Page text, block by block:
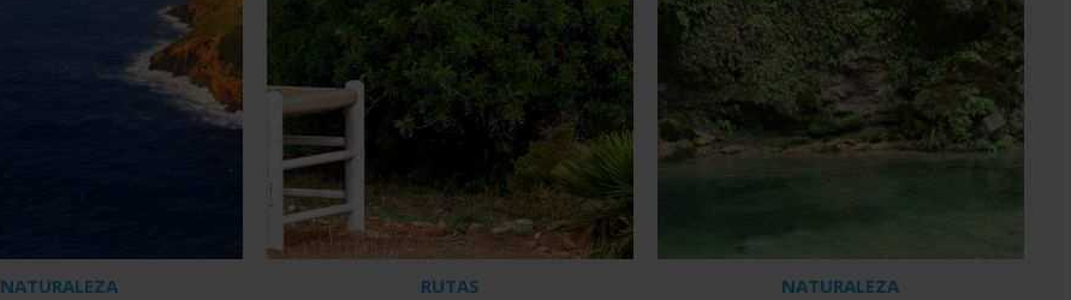
NATURALEZA RUTAS NATURALEZA